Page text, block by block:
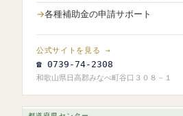
各種補助金の申請サポート
公式サイトを見る →
☎ 0739-74-2308
和歌山県日高郡みなべ町谷口３０８－１